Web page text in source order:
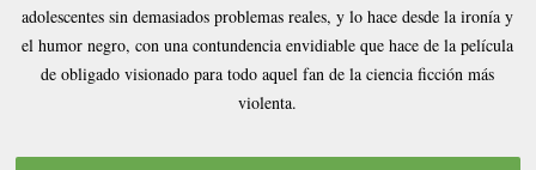
adolescentes sin demasiados problemas reales, y lo hace desde la ironía y
el humor negro, con una contundencia envidiable que hace de la película
de obligado visionado para todo aquel fan de la ciencia ficción más
violenta.